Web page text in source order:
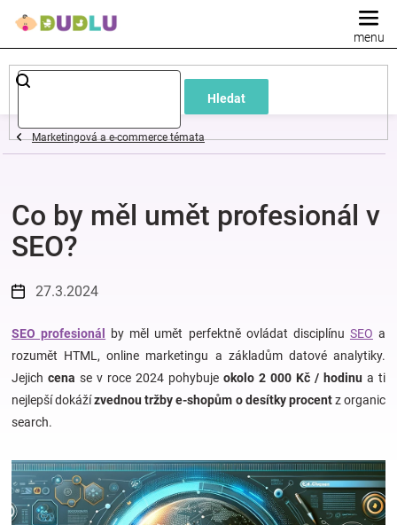
Hledat
Dětské
a
oblečení
Pokojíček
a
kojenecká
výbava
a
Marketingová a e-commerce témata
Co by měl umět profesionál v
SEO?
27.3.2024
SEO profesionál by měl umět perfektně ovládat disciplínu SEO a
rozumět HTML, online marketingu a základům datové analytiky.
Jejich cena se v roce 2024 pohybuje okolo 2 000 Kč / hodinu a ti
nejlepší dokážízvednou tržby e-shopům o desítky procentz organic
search.